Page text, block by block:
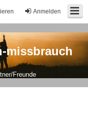
Anmelden
missbrauch
Freunde